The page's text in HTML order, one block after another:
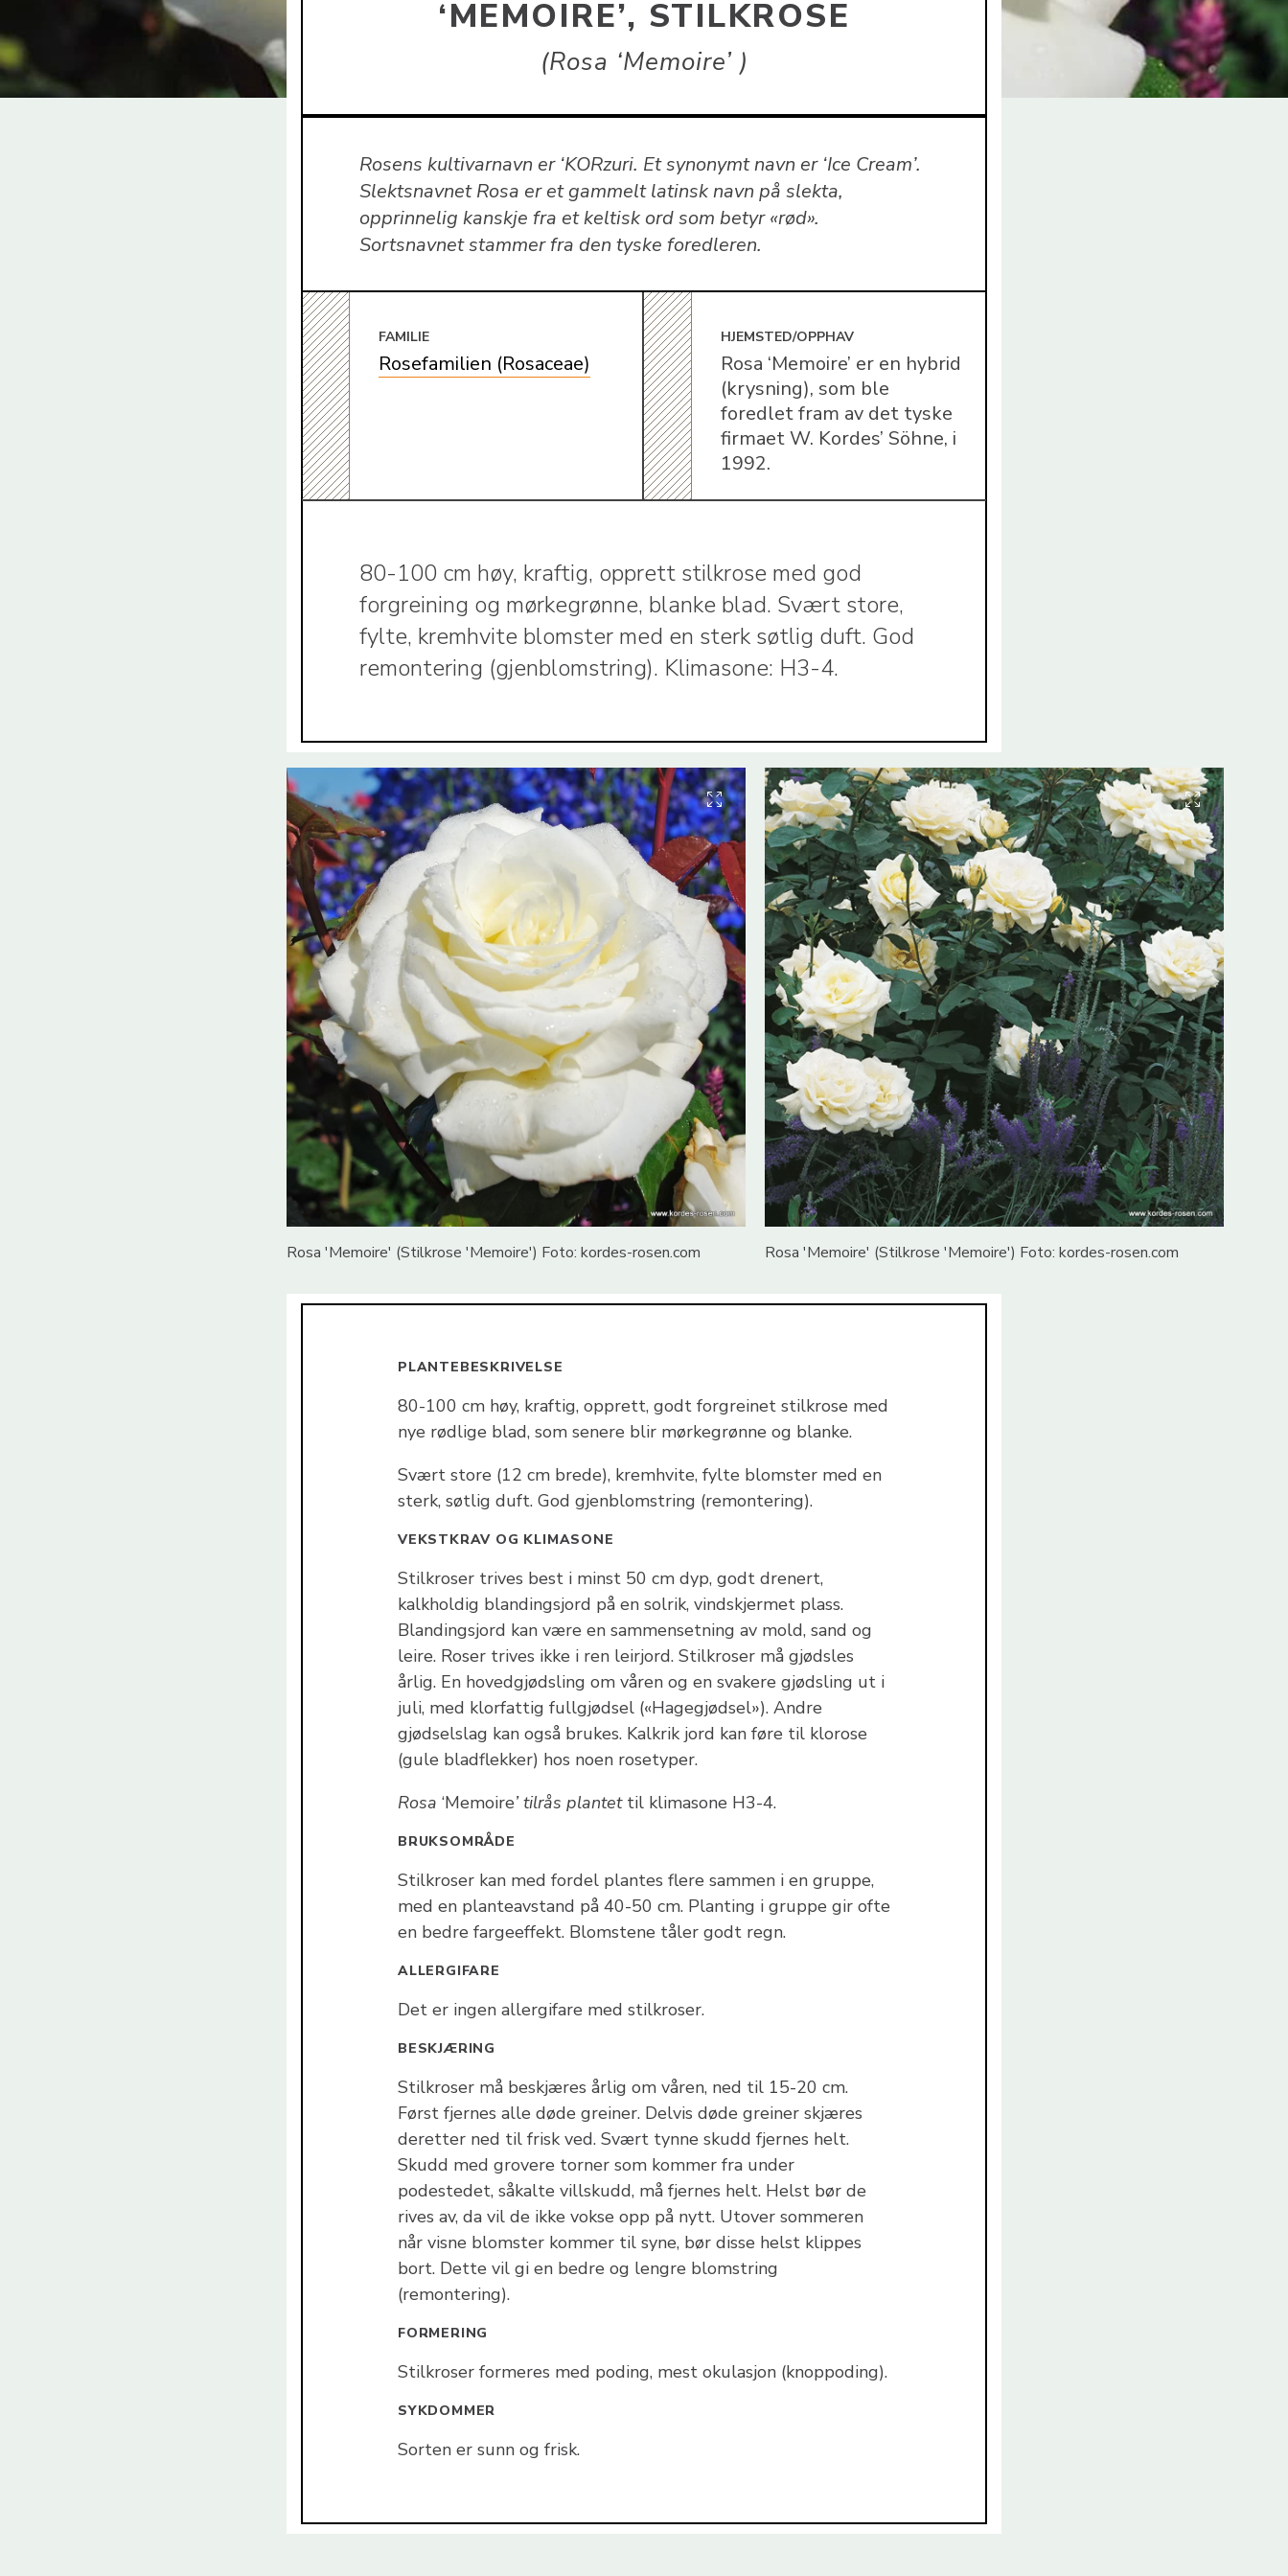
‘MEMOIRE’, STILKROSE
Rosa ‘Memoire’
Rosens kultivarnavn er ‘KORzuri. Et synonymt navn er ‘Ice Cream’.
Slektsnavnet Rosa er et gammelt latinsk navn på slekta,
opprinnelig kanskje fra et keltisk ord som betyr «rød».
Sortsnavnet stammer fra den tyske foredleren.
FAMILIE
Rosefamilien (Rosaceae)
HJEMSTED/OPPHAV
Rosa ‘Memoire’ er en hybrid
(krysning), som ble
foredlet fram av det tyske
firmaet W. Kordes’ Söhne, i
1992.
80-100 cm høy, kraftig, opprett stilkrose med god
forgreining og mørkegrønne, blanke blad. Svært store,
fylte, kremhvite blomster med en sterk søtlig duft. God
remontering (gjenblomstring). Klimasone: H3-4.
Rosa 'Memoire' (Stilkrose 'Memoire') Foto: kordes-rosen.com Rosa 'Memoire' (Stilkrose 'Memoire') Foto: kordes-rosen.com
PLANTEBESKRIVELSE
80-100 cm høy, kraftig, opprett, godt forgreinet stilkrose med
nye rødlige blad, som senere blir mørkegrønne og blanke.
Svært store (12 cm brede), kremhvite, fylte blomster med en
sterk, søtlig duft. God gjenblomstring (remontering).
VEKSTKRAV OG KLIMASONE
Stilkroser trives best i minst 50 cm dyp, godt drenert,
kalkholdig blandingsjord på en solrik, vindskjermet plass.
Blandingsjord kan være en sammensetning av mold, sand og
leire. Roser trives ikke i ren leirjord. Stilkroser må gjødsles
årlig. En hovedgjødsling om våren og en svakere gjødsling ut i
juli, med klorfattig fullgjødsel («Hagegjødsel»). Andre
gjødselslag kan også brukes. Kalkrik jord kan føre til klorose
(gule bladflekker) hos noen rosetyper.
Rosa ‘Memoire’ tilrås plantet til klimasone H3-4.
BRUKSOMRÅDE
Stilkroser kan med fordel plantes flere sammen i en gruppe,
med en planteavstand på 40-50 cm. Planting i gruppe gir ofte
en bedre fargeeffekt. Blomstene tåler godt regn.
ALLERGIFARE
Det er ingen allergifare med stilkroser.
BESKJÆRING
Stilkroser må beskjæres årlig om våren, ned til 15-20 cm.
Først fjernes alle døde greiner. Delvis døde greiner skjæres
deretter ned til frisk ved. Svært tynne skudd fjernes helt.
Skudd med grovere torner som kommer fra under
podestedet, såkalte villskudd, må fjernes helt. Helst bør de
rives av, da vil de ikke vokse opp på nytt. Utover sommeren
når visne blomster kommer til syne, bør disse helst klippes
bort. Dette vil gi en bedre og lengre blomstring
(remontering).
FORMERING
Stilkroser formeres med poding, mest okulasjon (knoppoding).
SYKDOMMER
Sorten er sunn og frisk.